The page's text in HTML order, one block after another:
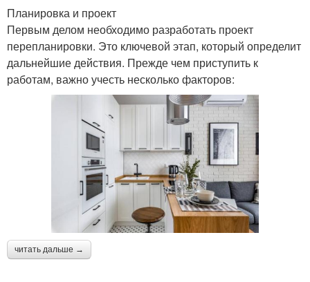
Планировка и проект
Первым делом необходимо разработать проект
перепланировки. Это ключевой этап, который определит
дальнейшие действия. Прежде чем приступить к
работам, важно учесть несколько факторов:
читать дальше →